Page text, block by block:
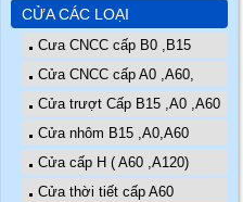
CỬA CÁC LOẠI
Cưa CNCC cấp B0 ,B15
Cửa CNCC cấp A0 ,A60,
Cửa trượt Cấp B15 ,A0 ,A60
Cửa nhôm B15 ,A0,A60
Cửa cấp H ( A60 ,A120)
Cửa thời tiết cấp A60